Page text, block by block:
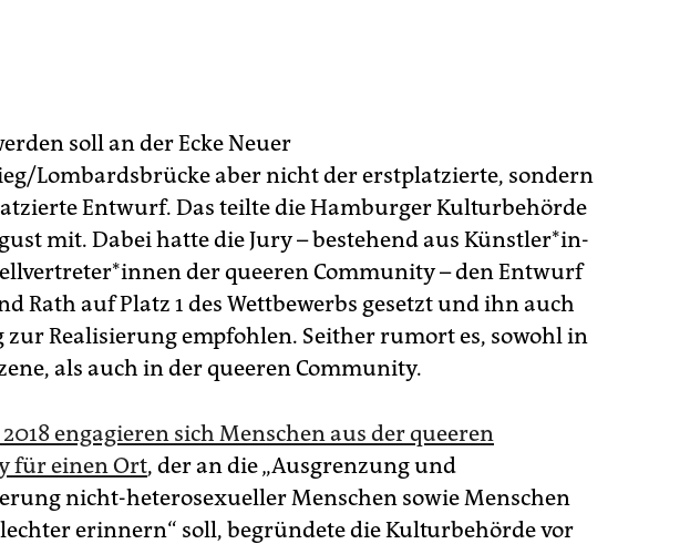
soll an der Ecke Neuer
Lombardsbrücke aber nicht der erstplatzierte, sondern
Entwurf. Das teilte die Hamburger Kulturbehörde
mit. Dabei hatte die Jury – bestehend aus Künst­le­r*in­
der queeren Community – den Entwurf
Rath auf Platz 1 des Wettbewerbs gesetzt und ihn auch
zur Realisierung empfohlen. Seither rumort es, sowohl in
als auch in der queeren Community.
engagieren sich Menschen aus der queeren
für einen Ort, der an die „Ausgrenzung und
nicht-heterosexueller Menschen sowie Menschen
erinnern“ soll, begründete die Kulturbehörde vor